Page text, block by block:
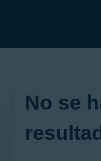
No se